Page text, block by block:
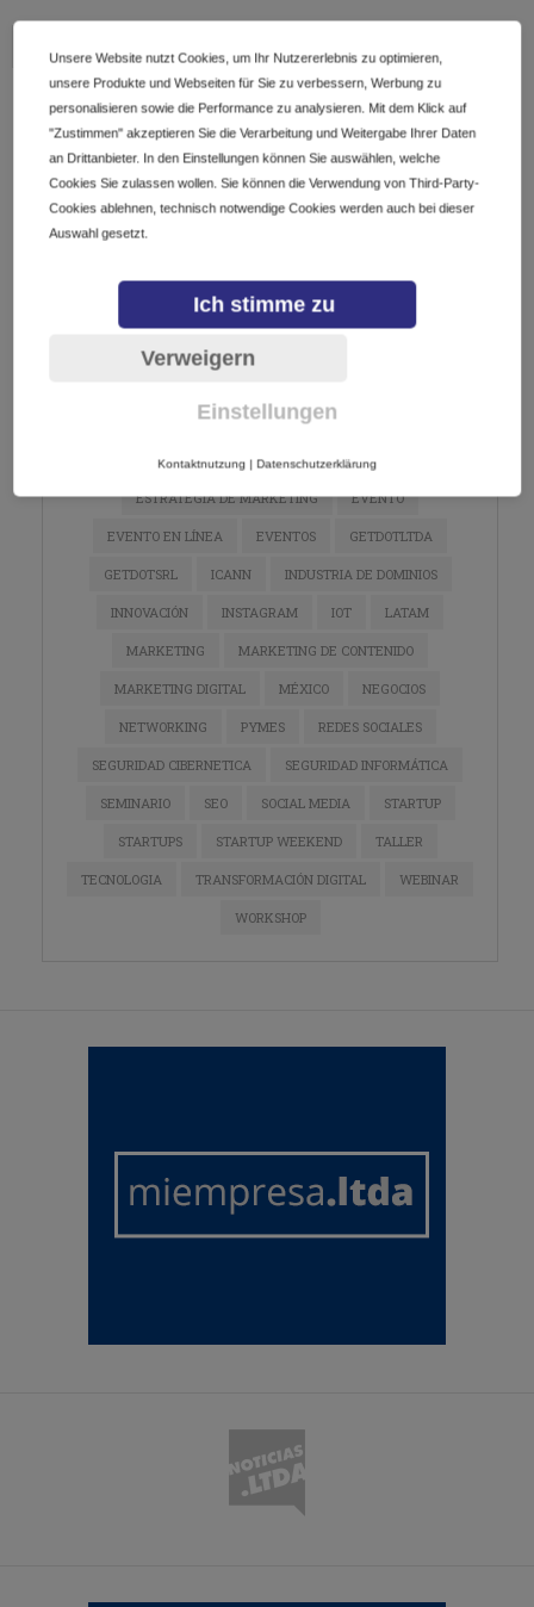
AGOSTO, 2026
Ningún evento
TAG CLOUD
DIGITALIZACIÓN DOMINIOS
ECOMMERCE EMPRENDEDORES EMPRENDIMIENTO
ESTRATEGIA DE MARKETING EVENTO
EVENTO EN LÍNEA EVENTOS GETDOTLTDA
GETDOTSRL ICANN INDUSTRIA DE DOMINIOS
INNOVACIÓN INSTAGRAM IOT LATAM
MARKETING MARKETING DE CONTENIDO
MARKETING DIGITAL MÉXICO NEGOCIOS
NETWORKING PYMES REDES SOCIALES
SEGURIDAD CIBERNETICA SEGURIDAD INFORMÁTICA
SEMINARIO SEO SOCIAL MEDIA STARTUP
STARTUPS STARTUP WEEKEND TALLER
TECNOLOGIA TRANSFORMACIÓN DIGITAL WEBINAR
WORKSHOP
Unsere Website nutzt Cookies, um Ihr Nutzererlebnis zu optimieren,
unsere Produkte und Webseiten für Sie zu verbessern, Werbung zu
personalisieren sowie die Performance zu analysieren. Mit dem Klick auf
"Zustimmen" akzeptieren Sie die Verarbeitung und Weitergabe Ihrer Daten
an Drittanbieter. In den Einstellungen können Sie auswählen, welche
Cookies Sie zulassen wollen. Sie können die Verwendung von Third-Party-
Cookies ablehnen, technisch notwendige Cookies werden auch bei dieser
Auswahl gesetzt.
Ich stimme zu
Verweigern
Einstellungen
Kontaktnutzung | Datenschutzerklärung